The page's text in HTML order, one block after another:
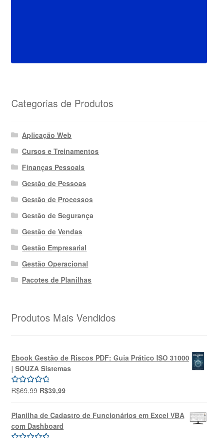
Categorias de Produtos
Aplicação Web
Cursos e Treinamentos
Finanças Pessoais
Gestão de Pessoas
Gestão de Processos
Gestão de Segurança
Gestão de Vendas
Gestão Empresarial
Gestão Operacional
Pacotes de Planilhas
Produtos Mais Vendidos
Ebook Gestão de Riscos PDF: Guia Prático ISO 31000
| SOUZA Sistemas
Avaliação
R$69,99 O
original
era:
R$69,99.
R$39,99O
é:
Planilha de Cadastro de Funcionários em Excel VBA
com Dashboard